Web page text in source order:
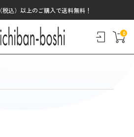
込）以上のご購入で送料無料！
0